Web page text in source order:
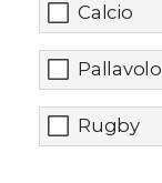
Calcio
Pallavolo
Rugby